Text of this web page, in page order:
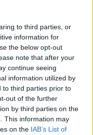
to third parties, or
information for
the below opt-out
note that after your
continue seeing
information utilized by
to third parties prior to
out of the further
by third parties on the
This information may
on the IAB’s List of